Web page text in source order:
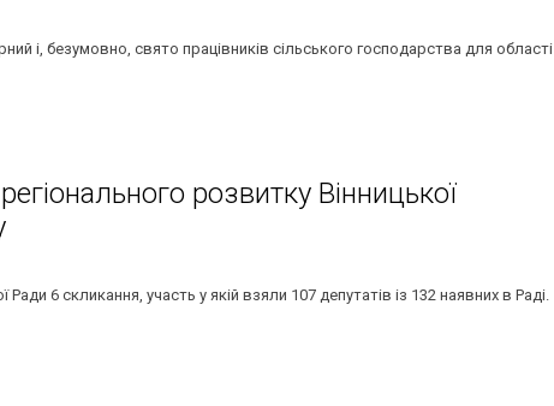
і, безумовно, свято працівників сільського господарства для області
розвитку Вінницької
6 скликання, участь у якій взяли 107 депутатів із 132 наявних в Раді.